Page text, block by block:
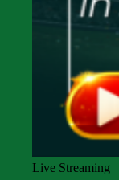
Live Streaming